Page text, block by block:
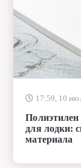
Полиэтилен
для лодки:
материала